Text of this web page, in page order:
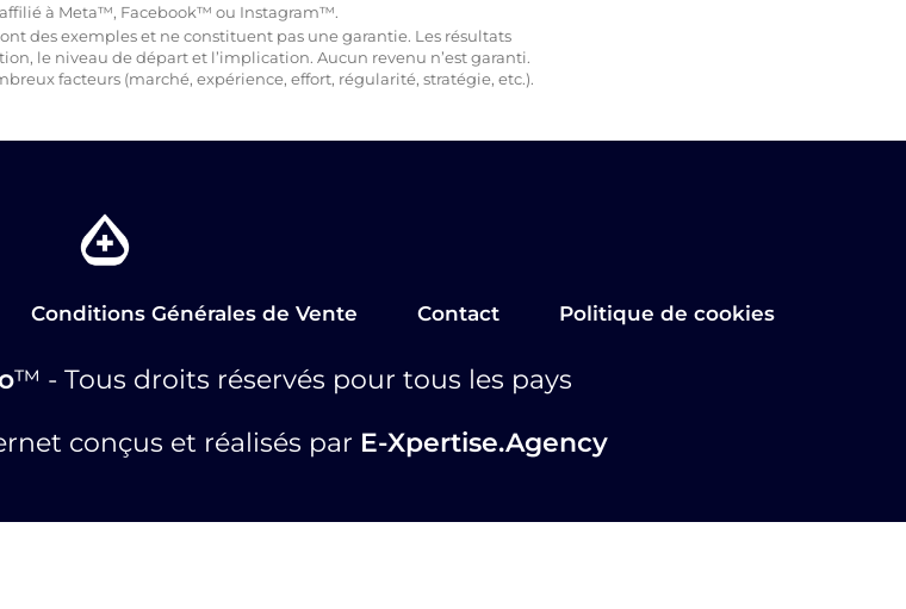
affilié à Meta™, Facebook™ ou Instagram™.
des exemples et ne constituent pas une garantie. Les résultats
le niveau de départ et l’implication. Aucun revenu n’est garanti.
facteurs (marché, expérience, effort, régularité, stratégie, etc.).
Conditions Générales de Vente Contact Politique de cookies
™ - Tous droits réservés pour tous les pays
conçus et réalisés par E-Xpertise.Agency